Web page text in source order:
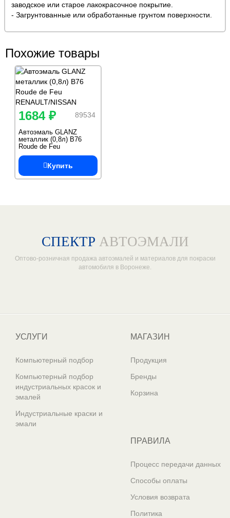
заводское или старое лакокрасочное покрытие.
- Загрунтованные или обработанные грунтом поверхности.
Похожие товары
89534
1684 ₽
Автоэмаль GLANZ
металлик (0,8л) B76
Roude de Feu
RENAULT/NISSAN
Купить
СПЕКТР АВТОЭМАЛИ
Оптово-розничная продажа автоэмалей и материалов для покраски
автомобиля в Воронеже.
УСЛУГИ
Компьютерный подбор
Компьютерный подбор
индустриальных красок и
эмалей
Индустриальные краски и
эмали
МАГАЗИН
Продукция
Бренды
Корзина
ПРАВИЛА
Процесс передачи данных
Способы оплаты
Условия возврата
Политика